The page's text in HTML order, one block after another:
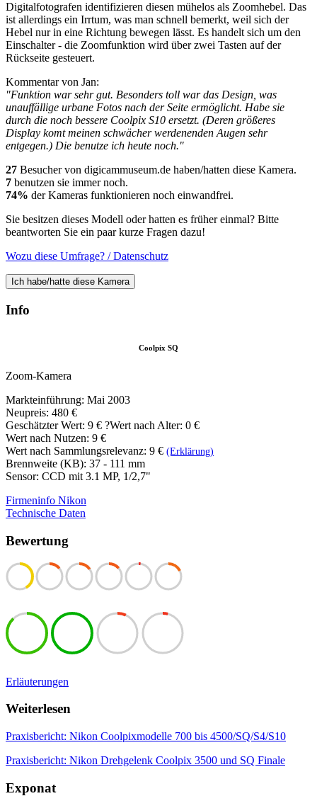
Digitalfotografen identifizieren diesen mühelos als Zoomhebel. Das
ist allerdings ein Irrtum, was man schnell bemerkt, weil sich der
Hebel nur in eine Richtung bewegen lässt. Es handelt sich um den
Einschalter - die Zoomfunktion wird über zwei Tasten auf der
Rückseite gesteuert.
Kommentar von Jan:
"Funktion war sehr gut. Besonders toll war das Design, was
unauffällige urbane Fotos nach der Seite ermöglicht. Habe sie
durch die noch bessere Coolpix S10 ersetzt. (Deren größeres
Display komt meinen schwächer werdenenden Augen sehr
entgegen.) Die benutze ich heute noch."
27 Besucher von digicammuseum.de haben/hatten diese Kamera.
7 benutzen sie immer noch.
74% der Kameras funktionieren noch einwandfrei.
Sie besitzen dieses Modell oder hatten es früher einmal? Bitte
beantworten Sie ein paar kurze Fragen dazu!
Wozu diese Umfrage? / Datenschutz
Ich habe/hatte diese Kamera
Info
Coolpix SQ
Zoom-Kamera
Markteinführung: Mai 2003
Neupreis: 480 €
Geschätzter Wert: 9 € ?Wert nach Alter: 0 €
Wert nach Nutzen: 9 €
Wert nach Sammlungsrelevanz: 9 € (Erklärung)
Brennweite (KB): 37 - 111 mm
Sensor: CCD mit 3.1 MP, 1/2,7"
Firmeninfo Nikon
Technische Daten
Bewertung
Erläuterungen
Weiterlesen
Praxisbericht: Nikon Coolpixmodelle 700 bis 4500/SQ/S4/S10
Praxisbericht: Nikon Drehgelenk Coolpix 3500 und SQ Finale
Exponat